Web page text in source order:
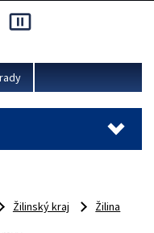
vnútra SR.
pause_presentation
Žilinský kraj
Žilina